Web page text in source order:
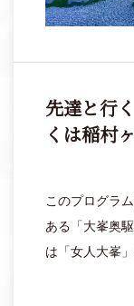
先達と行
くは稲村
このプログラ
ある「大峯奥
は「女人大峯